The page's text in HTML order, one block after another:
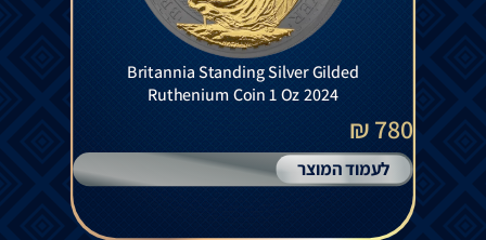
Britannia Standing Silver Gilded
Ruthenium Coin 1 Oz 2024
780 ₪
לעמוד המוצר